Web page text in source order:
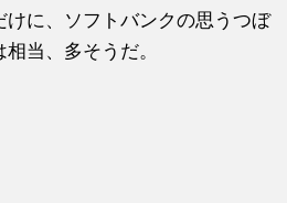
けに、ソフトバンクの思うつぼ
当、多そうだ。